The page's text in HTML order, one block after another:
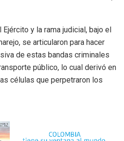
y la rama judicial, bajo el
se articularon para hacer
de estas bandas criminales
público, lo cual derivó en
células que perpetraron los